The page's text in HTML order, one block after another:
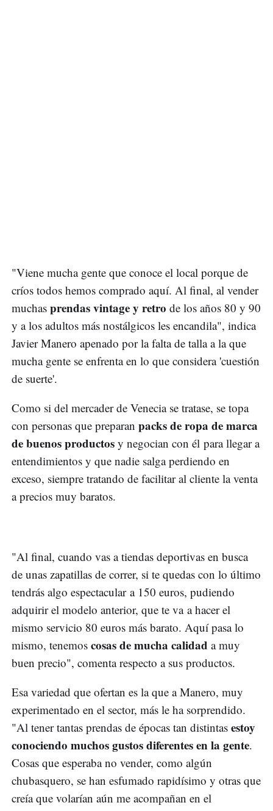
"Viene mucha gente que conoce el local porque de
críos todos hemos comprado aquí. Al final, al vender
muchas prendas vintage y retro de los años 80 y 90
y a los adultos más nostálgicos les encandila", indica
Javier Manero apenado por la falta de talla a la que
mucha gente se enfrenta en lo que considera 'cuestión
de suerte'.
Como si del mercader de Venecia se tratase, se topa
con personas que preparan packs de ropa de marca
de buenos productos y negocian con él para llegar a
entendimientos y que nadie salga perdiendo en
exceso, siempre tratando de facilitar al cliente la venta
a precios muy baratos.
"Al final, cuando vas a tiendas deportivas en busca
de unas zapatillas de correr, si te quedas con lo último
tendrás algo espectacular a 150 euros, pudiendo
adquirir el modelo anterior, que te va a hacer el
mismo servicio 80 euros más barato. Aquí pasa lo
mismo, tenemos cosas de mucha calidad a muy
buen precio", comenta respecto a sus productos.
Esa variedad que ofertan es la que a Manero, muy
experimentado en el sector, más le ha sorprendido.
"Al tener tantas prendas de épocas tan distintas estoy
conociendo muchos gustos diferentes en la gente.
Cosas que esperaba no vender, como algún
chubasquero, se han esfumado rapidísimo y otras que
creía que volarían aún me acompañan en el